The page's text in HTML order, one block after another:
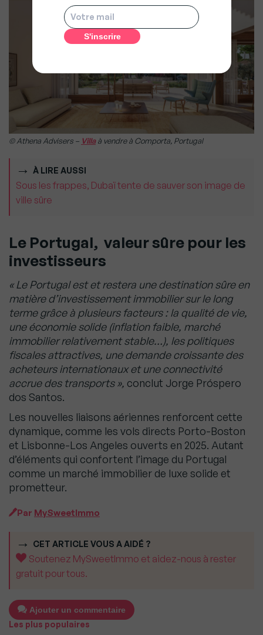
© Athena Advisers – Villaà vendre à Comporta, Portugal
À LIRE AUSSI
Sous les frappes, Dubaï tente de sauver son image de
ville sûre
Le Portugal, valeur sûre pour les
investisseurs
« Le Portugal est et restera une destination sûre en
matière d’investissement immobilier sur le long
terme grâce à plusieurs facteurs : la qualité de vie,
une économie solide (inflation faible, marché
immobilier relativement stable…), les politiques
fiscales attractives, une demande croissante des
acheteurs internationaux et une connectivité
accrue des transports », conclut Jorge Próspero
dos Santos.
Les nouvelles liaisons aériennes renforcent cette
dynamique, comme les vols directs Porto-Boston
et Lisbonne-Los Angeles ouverts en 2025. Autant
d’éléments qui confortent l’image du Portugal
comme un marché immobilier de luxe solide et
prometteur.
Par MySweetImmo
CET ARTICLE VOUS A AIDÉ ?
Soutenez MySweetImmo et aidez-nous à rester
gratuit pour tous.
Ajouter un commentaire
Les plus populaires